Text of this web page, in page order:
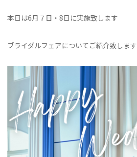
本日は6月７日・8日に実施致します
ブライダルフェアについてご紹介致します